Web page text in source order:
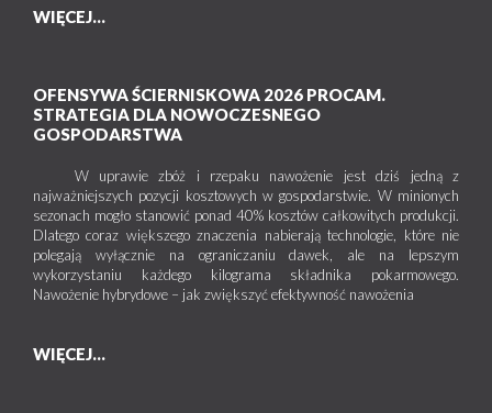
WIĘCEJ...
OFENSYWA ŚCIERNISKOWA 2026 PROCAM.
STRATEGIA DLA NOWOCZESNEGO
GOSPODARSTWA
W uprawie zbóż i rzepaku nawożenie jest dziś jedną z
najważniejszych pozycji kosztowych w gospodarstwie. W minionych
sezonach mogło stanowić ponad 40% kosztów całkowitych produkcji.
Dlatego coraz większego znaczenia nabierają technologie, które nie
polegają wyłącznie na ograniczaniu dawek, ale na lepszym
wykorzystaniu każdego kilograma składnika pokarmowego.
Nawożenie hybrydowe – jak zwiększyć efektywność nawożenia
WIĘCEJ...